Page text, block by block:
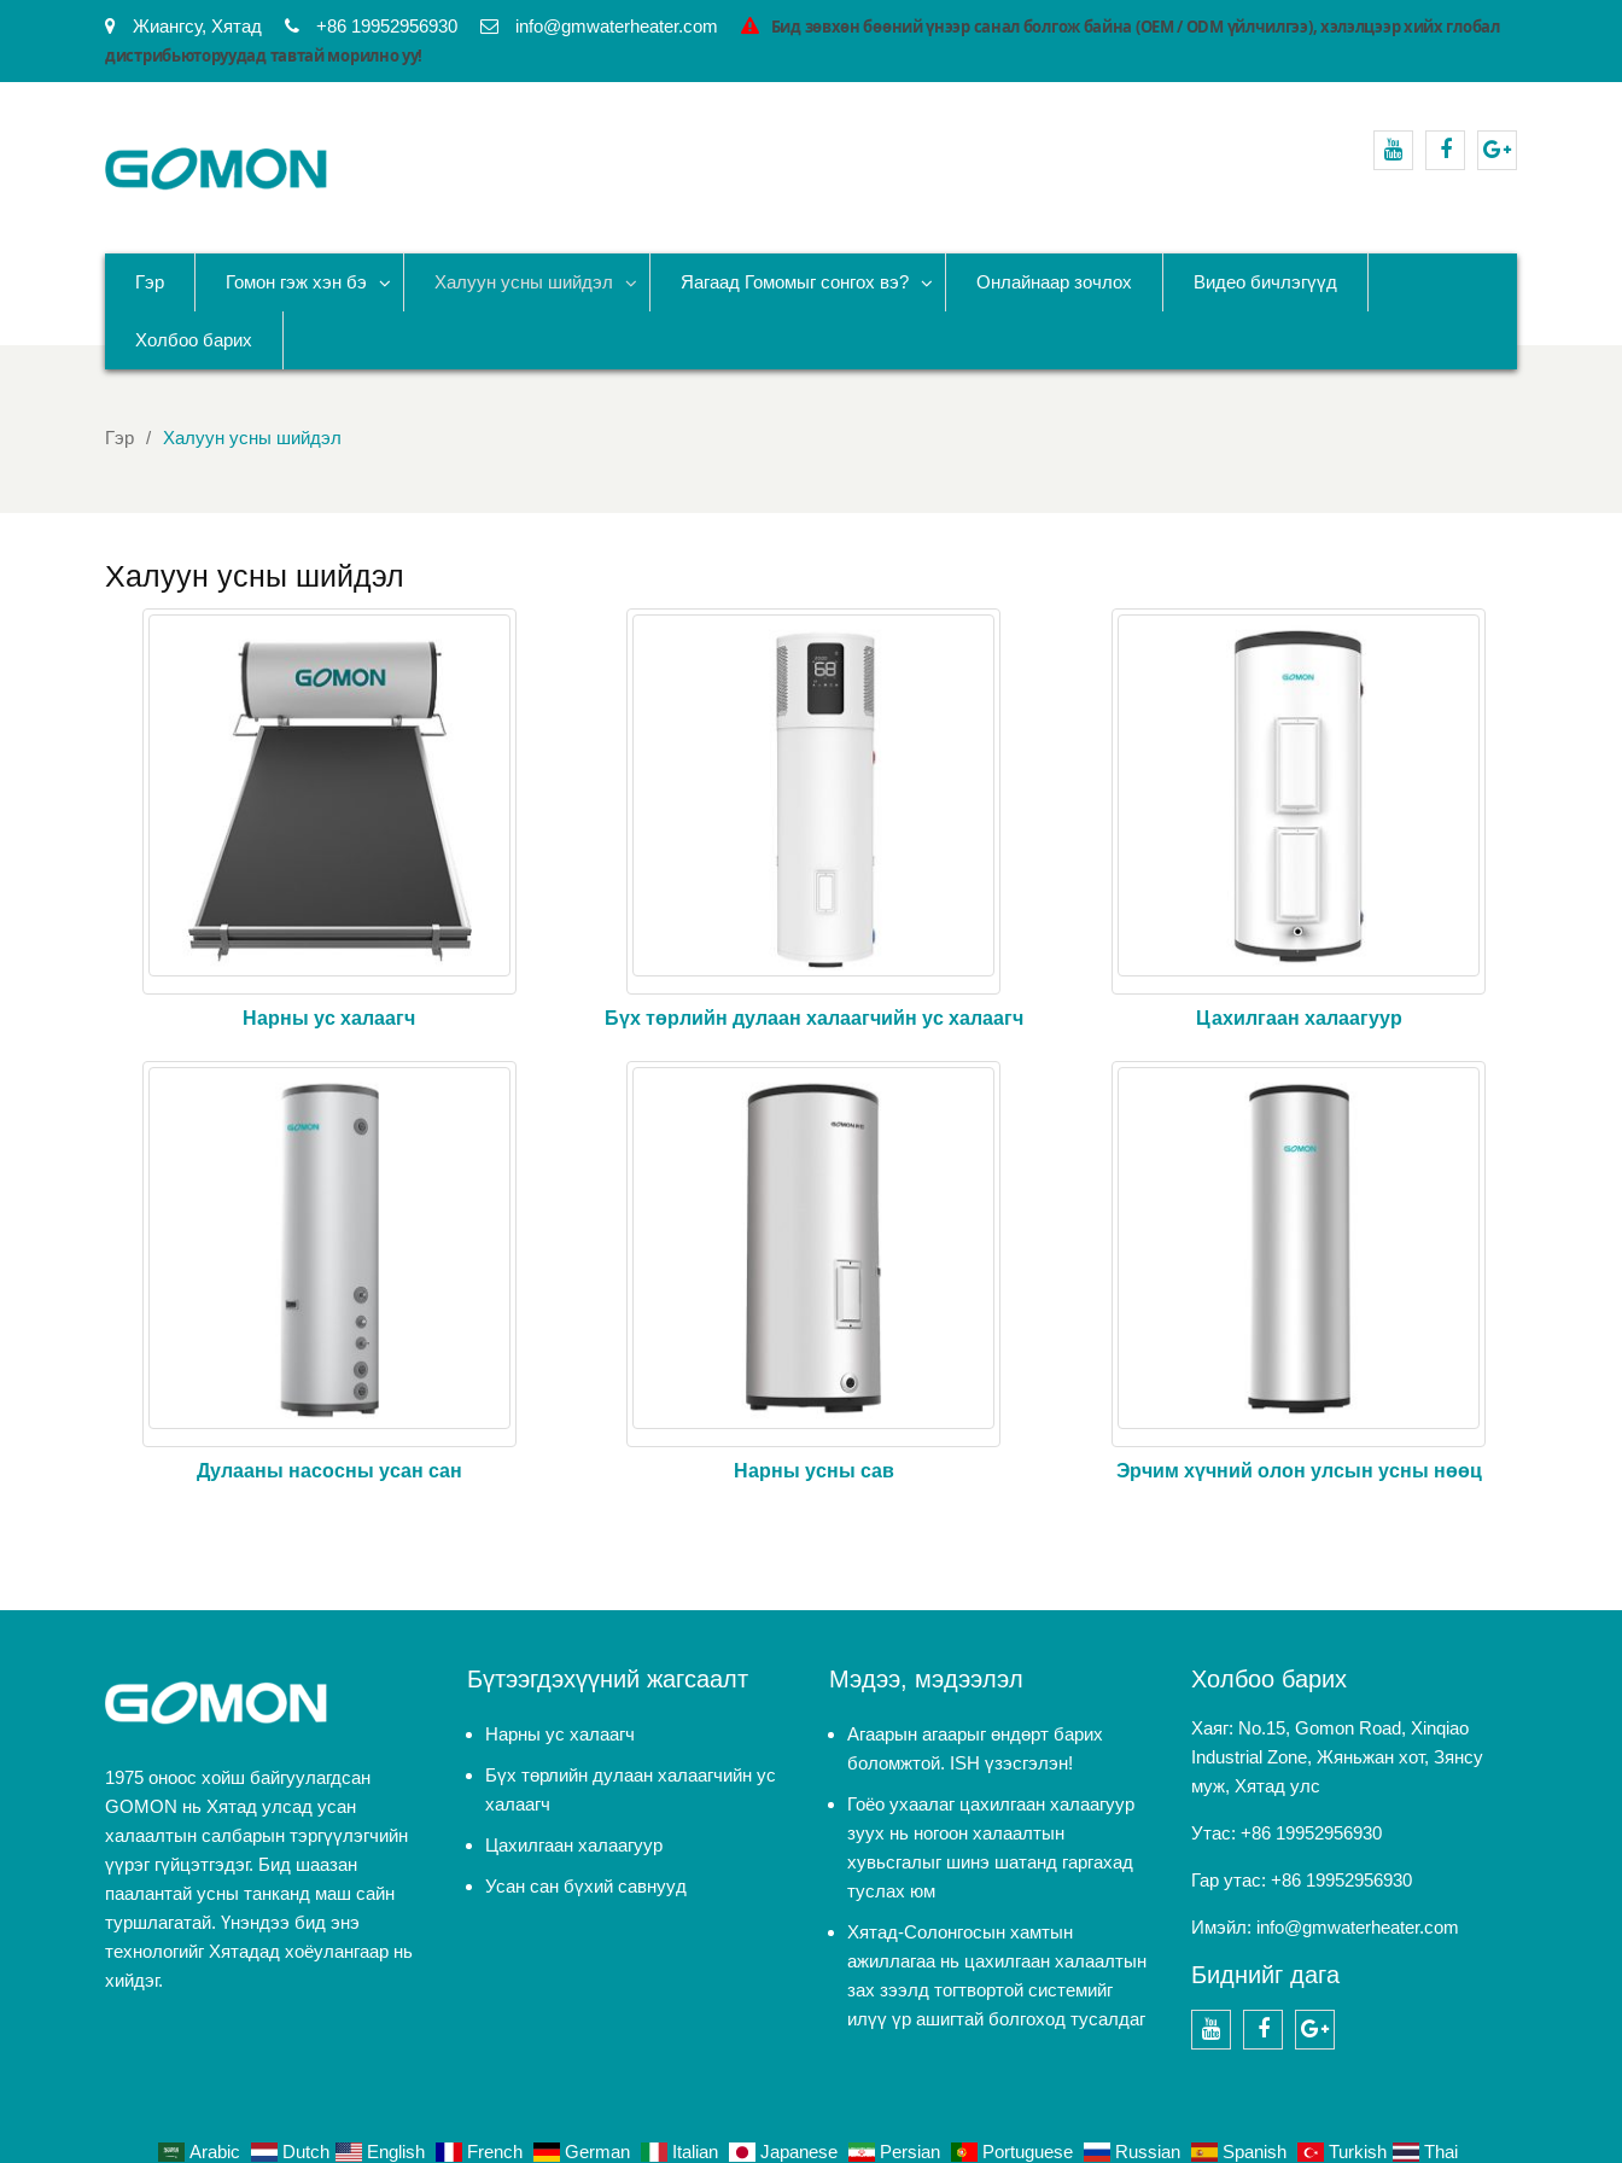
Жиангсу, Хятад +86 19952956930 info@gmwaterheater.com
Бид зөвхөн бөөний үнээр санал болгож байна (OEM / ODM үйлчилгээ), хэлэлцээр хийх глобал
дистрибьюторуудад тавтай морилно уу!
Гэр Гомон гэж хэн бэ Халуун усны шийдэл Яагаад Гомомыг сонгох вэ? Онлайнаар зочлох Видео бичлэгүүд
Холбоо барих
Гэр Халуун усны шийдэл
Халуун усны шийдэл
Нарны ус халаагч Бүх төрлийн дулаан халаагчийн ус халаагч Цахилгаан халаагуур
Дулааны насосны усан сан Нарны усны сав Эрчим хүчний олон улсын усны нөөц
1975 оноос хойш байгуулагдсан
GOMON нь Хятад улсад усан
халаалтын салбарын тэргүүлэгчийн
үүрэг гүйцэтгэдэг. Бид шаазан
паалантай усны танканд маш сайн
туршлагатай. Үнэндээ бид энэ
технологийг Хятадад хоёулангаар нь
хийдэг.
Бүтээгдэхүүний жагсаалт
Нарны ус халаагч
Бүх төрлийн дулаан халаагчийн ус
халаагч
Цахилгаан халаагуур
Усан сан бүхий савнууд
Мэдээ, мэдээлэл
Агаарын агаарыг өндөрт барих
боломжтой. ISH үзэсгэлэн!
Гоёо ухаалаг цахилгаан халаагуур
зуух нь ногоон халаалтын
хувьсгалыг шинэ шатанд гаргахад
туслах юм
Хятад-Солонгосын хамтын
ажиллагаа нь цахилгаан халаалтын
зах зээлд тогтвортой системийг
илүү үр ашигтай болгоход тусалдаг
Холбоо барих
Хаяг: No.15, Gomon Road, Xinqiao
Industrial Zone, Жяньжан хот, Зянсу
муж, Хятад улс
Утас: +86 19952956930
Гар утас: +86 19952956930
Имэйл: info@gmwaterheater.com
Биднийг дага
Arabic Dutch English French German Italian Japanese Persian Portuguese Russian Spanish Turkish Thai